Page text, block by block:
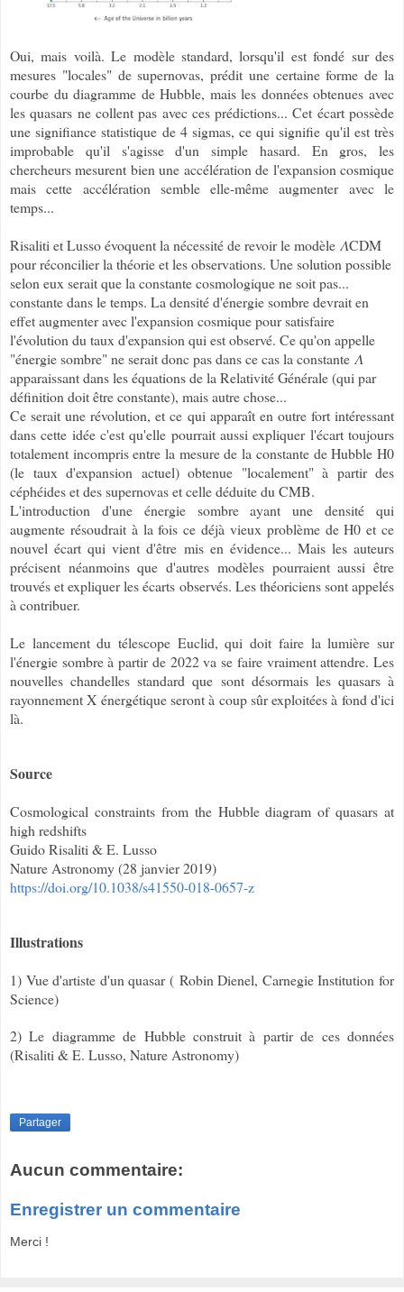
Oui, mais voilà. Le modèle standard, lorsqu'il est fondé sur des
mesures "locales" de supernovas, prédit une certaine forme de la
courbe du diagramme de Hubble, mais les données obtenues avec
les quasars ne collent pas avec ces prédictions... Cet écart possède
une signifiance statistique de 4 sigmas, ce qui signifie qu'il est très
improbable qu'il s'agisse d'un simple hasard. En gros, les
chercheurs mesurent bien une accélération de l'expansion cosmique
mais cette accélération semble elle-même augmenter avec le
temps...
Risaliti et Lusso évoquent la nécessité de revoir le modèle 𝛬CDM
pour réconcilier la théorie et les observations. Une solution possible
selon eux serait que la constante cosmologique ne soit pas...
constante dans le temps. La densité d'énergie sombre devrait en
effet augmenter avec l'expansion cosmique pour satisfaire
l'évolution du taux d'expansion qui est observé. Ce qu'on appelle
"énergie sombre" ne serait donc pas dans ce cas la constante 𝛬
apparaissant dans les équations de la Relativité Générale (qui par
définition doit être constante), mais autre chose...
Ce serait une révolution, et ce qui apparaît en outre fort intéressant
dans cette idée c'est qu'elle pourrait aussi expliquer l'écart toujours
totalement incompris entre la mesure de la constante de Hubble H0
(le taux d'expansion actuel) obtenue "localement" à partir des
céphéides et des supernovas et celle déduite du CMB.
L'introduction d'une énergie sombre ayant une densité qui
augmente résoudrait à la fois ce déjà vieux problème de H0 et ce
nouvel écart qui vient d'être mis en évidence... Mais les auteurs
précisent néanmoins que d'autres modèles pourraient aussi être
trouvés et expliquer les écarts observés. Les théoriciens sont appelés
à contribuer.
Le lancement du télescope Euclid, qui doit faire la lumière sur
l'énergie sombre à partir de 2022 va se faire vraiment attendre. Les
nouvelles chandelles standard que sont désormais les quasars à
rayonnement X énergétique seront à coup sûr exploitées à fond d'ici
là.
Source
Cosmological constraints from the Hubble diagram of quasars at
high redshifts
Guido Risaliti & E. Lusso
Nature Astronomy (28 janvier 2019)
https://doi.org/10.1038/s41550-018-0657-z
Illustrations
1) Vue d'artiste d'un quasar ( Robin Dienel, Carnegie Institution for
Science)
2) Le diagramme de Hubble construit à partir de ces données
(Risaliti & E. Lusso, Nature Astronomy)
Partager
Aucun commentaire:
Enregistrer un commentaire
Merci !